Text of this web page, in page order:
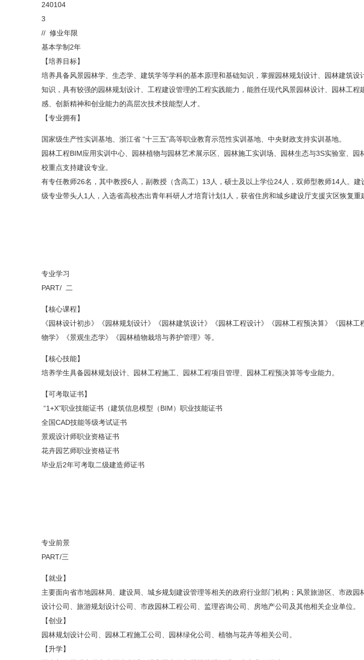
240104
3
// 修业年限
基本学制2年
【培养目标】
培养具备风景园林学、生态学、建筑学等学科的基本原理和基础知识，掌握园林规划设计、园林建筑
知识，具有较强的园林规划设计、工程建设管理的工程实践能力，能胜任现代风景园林设计、园林工
感、创新精神和创业能力的高层次技术技能型人才。
【专业拥有】
国家级生产性实训基地、浙江省 “十三五”高等职业教育示范性实训基地、中央财政支持实训基地。
园林工程BIM应用实训中心、园林植物与园林艺术展示区、园林施工实训场、园林生态与3S实验室、园
校重点支持建设专业。
有专任教师26名，其中教授6人，副教授（含高工）13人，硕士及以上学位24人，双师型教师14人。
级专业带头人1人，入选省高校杰出青年科研人才培育计划1人，获省住房和城乡建设厅支援灾区恢复重
专业学习
PART/ 二
【核心课程】
《园林设计初步》《园林规划设计》《园林建筑设计》《园林工程设计》《园林工程预决算》《园林
物学》《景观生态学》《园林植物栽培与养护管理》等。
【核心技能】
培养学生具备园林规划设计、园林工程施工、园林工程项目管理、园林工程预决算等专业能力。
【可考取证书】
“1+X”职业技能证书（建筑信息模型（BIM）职业技能证书
全国CAD技能等级考试证书
景观设计师职业资格证书
花卉园艺师职业资格证书
毕业后2年可考取二级建造师证书
专业前景
PART/三
【就业】
主要面向省市地园林局、建设局、城乡规划建设管理等相关的政府行业部门机构；风景旅游区、市政
设计公司、旅游规划设计公司、市政园林工程公司、监理咨询公司、房地产公司及其他相关企业单位。
【创业】
园林规划设计公司、园林工程施工公司、园林绿化公司、植物与花卉等相关公司。
【升学】